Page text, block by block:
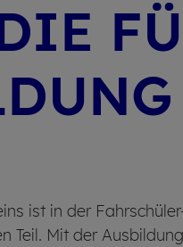
ist in der
Teil. Mit der